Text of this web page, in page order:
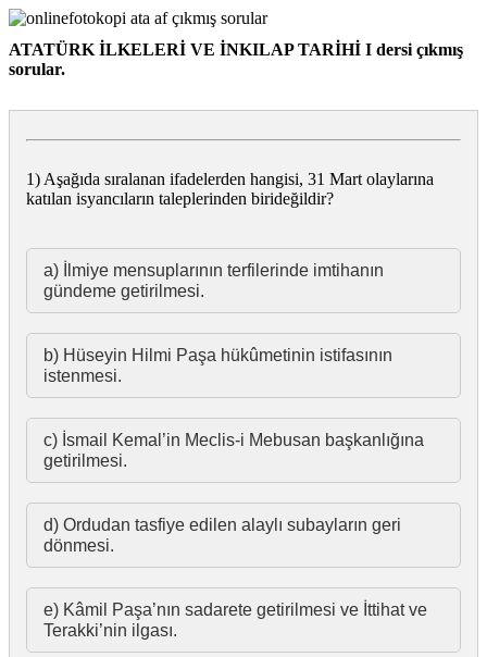
ATATÜRK İLKELERİ VE İNKILAP TARİHİ I dersi çıkmış
sorular.
1) Aşağıda sıralanan ifadelerden hangisi, 31 Mart olaylarına
katılan isyancıların taleplerinden birideğildir?